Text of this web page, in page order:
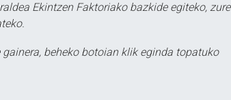
Ekintzen Faktoriako bazkide egiteko, zure
beheko botoian klik eginda topatuko